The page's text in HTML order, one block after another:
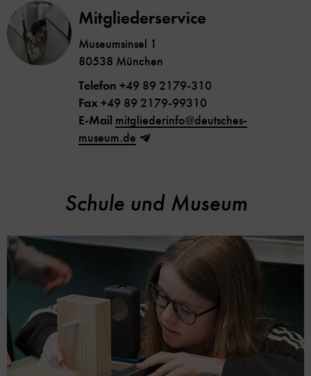
Mitgliederservice
Museumsinsel 1
80538 München
Telefon +49 89 2179-310
Fax+49 89 2179-99310
E-Mail mitgliederinfo@deutsches-
museum.de
Schule und Museum